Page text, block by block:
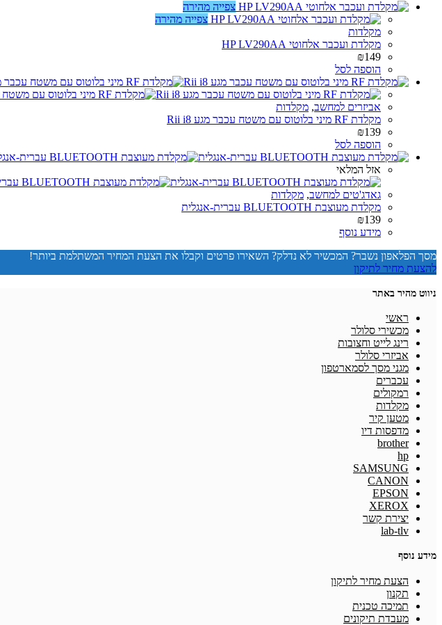
צפייה מהירה
צפייה מהירה
מקלדות
מקלדת ועכבר אלחוטי HP LV290AA
₪149
הוספה לסל
אביזרים למחשב, מקלדות
מקלדת RF מיני בלוטוס עם משטח עכבר מגע Rii i8
₪139
הוספה לסל
אזל המלאי
גאדג'טים למחשב, מקלדות
מקלדת מעוצבת BLUETOOTH עברית-אנגלית
₪139
מידע נוסף
מסך הפלאפון נשבר? המכשיר לא נדלק? השאירו פרטים וקבלו את הצעת המחיר המשתלמת ביותר!
להצעת מחיר לתיקון
ניווט מהיר באתר
ראשי
מכשירי סלולר
רינג לייט וחצובות
אביזרי סלולר
מגני מסך לסמארטפון
עכברים
רמקולים
מקלדות
מטען קיר
מדפסות דיו
brother
hp
SAMSUNG
CANON
EPSON
XEROX
יצירת קשר
lab-tlv
מידע נוסף
הצעת מחיר לתיקון
תקנון
תמיכה טכנית
מעבדת תיקונים